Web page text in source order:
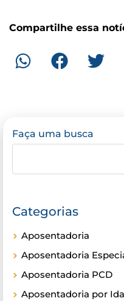
Compartilhe essa
Faça uma busca
Categorias
Aposentadoria
Aposentadoria
Aposentadoria PCD
Aposentadoria por